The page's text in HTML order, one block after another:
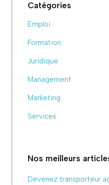
Catégories
Emploi
Formation
Juridique
Management
Marketing
Services
Nos meilleurs
Devenez transporteur